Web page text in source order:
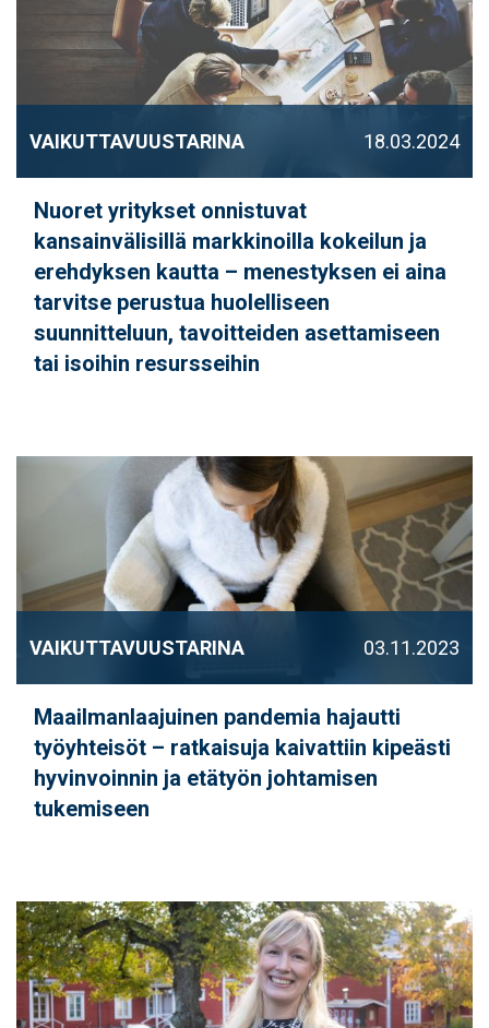
VAIKUTTAVUUSTARINA 18.03.2024
Nuoret yritykset onnistuvat
kansainvälisillä markkinoilla kokeilun ja
erehdyksen kautta – menestyksen ei aina
tarvitse perustua huolelliseen
suunnitteluun, tavoitteiden asettamiseen
tai isoihin resursseihin
VAIKUTTAVUUSTARINA 03.11.2023
Maailmanlaajuinen pandemia hajautti
työyhteisöt – ratkaisuja kaivattiin kipeästi
hyvinvoinnin ja etätyön johtamisen
tukemiseen